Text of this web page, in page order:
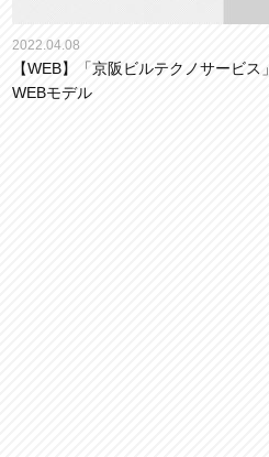
2022.04.08
【WEB】「京阪ビルテクノサービス」
WEBモデル